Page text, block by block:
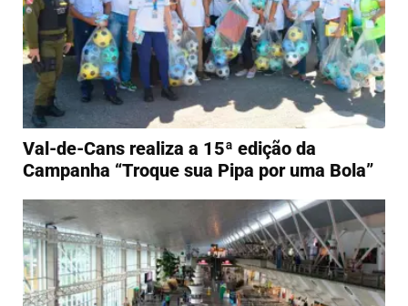
Val-de-Cans realiza a 15ª edição da
Campanha “Troque sua Pipa por uma Bola”